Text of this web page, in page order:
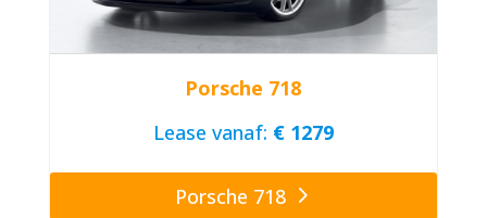
Porsche 718
Lease vanaf: € 1279
Porsche 718